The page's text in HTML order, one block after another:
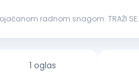
radnom snagom. TRAŽI SE:
1 oglas